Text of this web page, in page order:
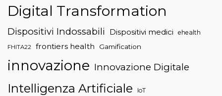
Digital Transformation
Dispositivi Indossabili Dispositivi medici ehealth
FHITA22 frontiers health Gamification
innovazione Innovazione Digitale
Intelligenza Artificiale IoT